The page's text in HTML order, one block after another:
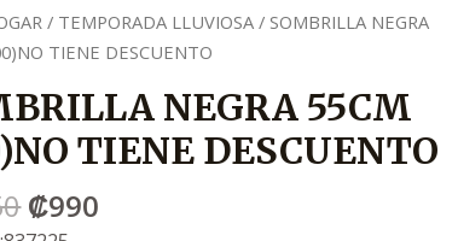
/ TEMPORADA LLUVIOSA / SOMBRILLA NEGRA
TIENE DESCUENTO
NEGRA 55CM
TIENE DESCUENTO
El
precio
era:
.
₡1,450
₡990
El
precio
es:
.
₡990